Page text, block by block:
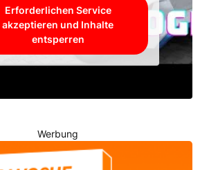
Erforderlichen Service
akzeptieren und Inhalte
entsperren
Werbung